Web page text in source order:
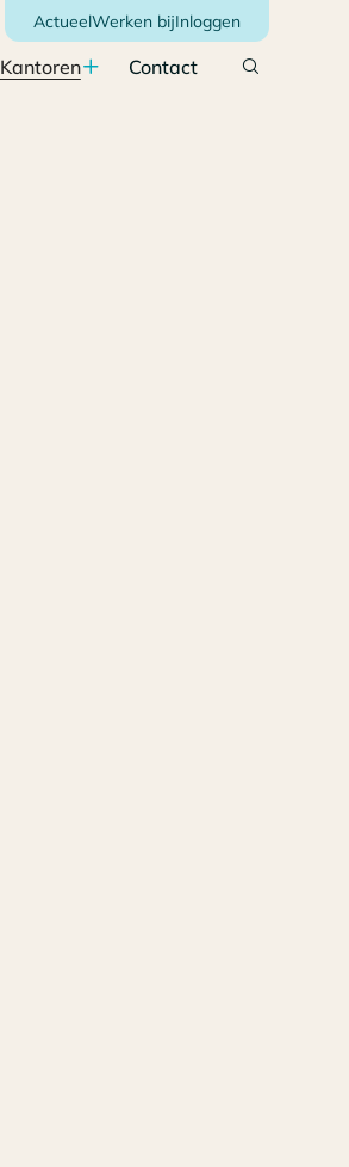
Inloggen
Werken bij
Actueel
Contact
Kantoren